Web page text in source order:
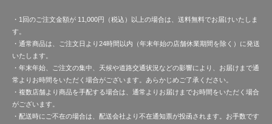
・1回のご注文金額が 11,000円（税込）以上の場合は、送料無料でお届けいたしま
す。
・通常商品は、ご注文日より24時間以内（年末年始の店舗休業期間を除く）に発送
いたします。
・年末年始、ご注文の集中、天候や道路交通状況などの影響により、お届けまで通
常よりお時間をいただく場合がございます。あらかじめご了承ください。
・複数店舗より商品を手配する場合は、通常よりお届けまでお時間をいただく場合
がございます。
・配送時にご不在の場合は、配送会社より不在通知票が投函されます。お手数です